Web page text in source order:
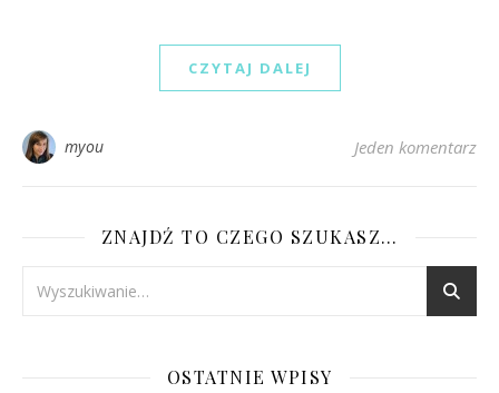
CZYTAJ DALEJ
myou Jeden komentarz
ZNAJDŹ TO CZEGO SZUKASZ…
OSTATNIE WPISY